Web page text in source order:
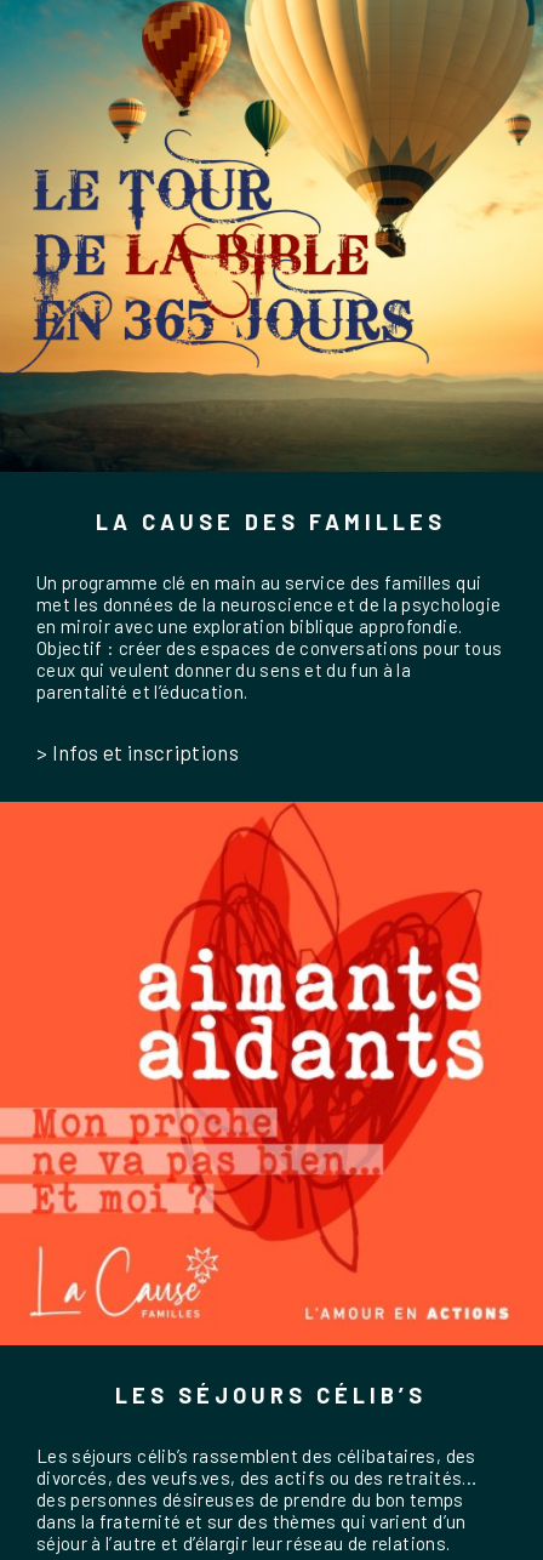
LA CAUSE DES FAMILLES
Un programme clé en main au service des familles qui
met les données de la neuroscience et de la psychologie
en miroir avec une exploration biblique approfondie.
Objectif : créer des espaces de conversations pour tous
ceux qui veulent donner du sens et du fun à la
parentalité et l’éducation.
> Infos et inscriptions
LES SÉJOURS CÉLIB’S
Les séjours célib’s rassemblent des célibataires, des
divorcés, des veufs.ves, des actifs ou des retraités…
des personnes désireuses de prendre du bon temps
dans la fraternité et sur des thèmes qui varient d’un
séjour à l’autre et d’élargir leur réseau de relations.